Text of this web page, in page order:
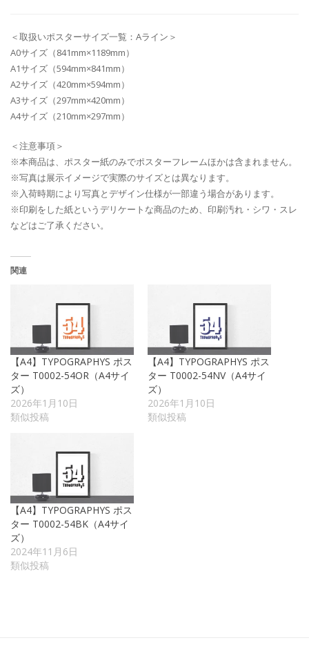
＜取扱いポスターサイズ一覧：Aライン＞
A0サイズ（841mm×1189mm）
A1サイズ（594mm×841mm）
A2サイズ（420mm×594mm）
A3サイズ（297mm×420mm）
A4サイズ（210mm×297mm）
＜注意事項＞
※本商品は、ポスター紙のみでポスターフレームほかは含まれません。
※写真は展示イメージで実際のサイズとは異なります。
※入荷時期により写真とデザイン仕様が一部違う場合があります。
※印刷をした紙というデリケートな商品のため、印刷汚れ・シワ・スレ
などはご了承ください。
関連
【A4】TYPOGRAPHYS ポス
ター T0002-54OR（A4サイ
ズ）
2026年1月10日
類似投稿
【A4】TYPOGRAPHYS ポス
ター T0002-54NV（A4サイ
ズ）
2026年1月10日
類似投稿
【A4】TYPOGRAPHYS ポス
ター T0002-54BK（A4サイ
ズ）
2024年11月6日
類似投稿